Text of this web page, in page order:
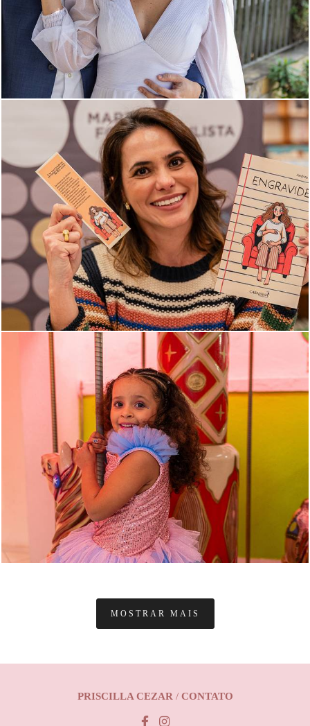
MOSTRAR MAIS
PRISCILLA CEZAR / CONTATO